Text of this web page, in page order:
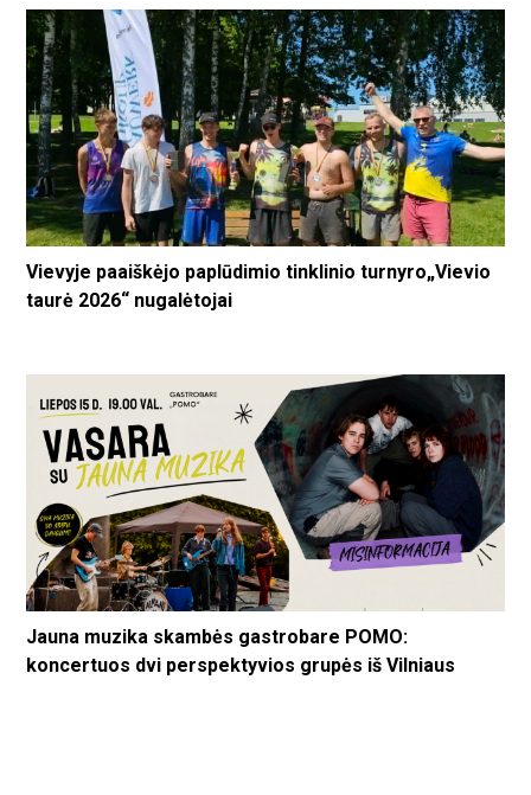
Vievyje paaiškėjo paplūdimio tinklinio turnyro„Vievio
taurė 2026“ nugalėtojai
Jauna muzika skambės gastrobare POMO:
koncertuos dvi perspektyvios grupės iš Vilniaus